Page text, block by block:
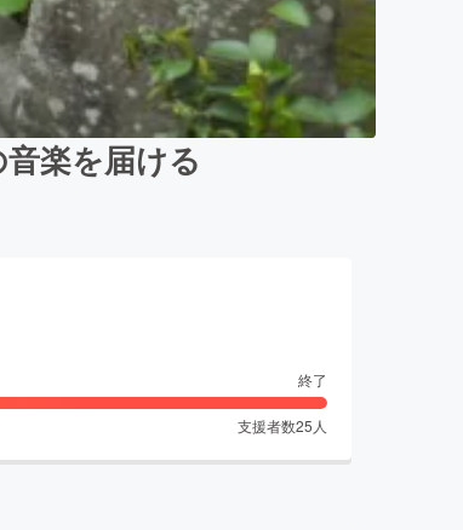
楽を届ける
終了
支援者数25 人